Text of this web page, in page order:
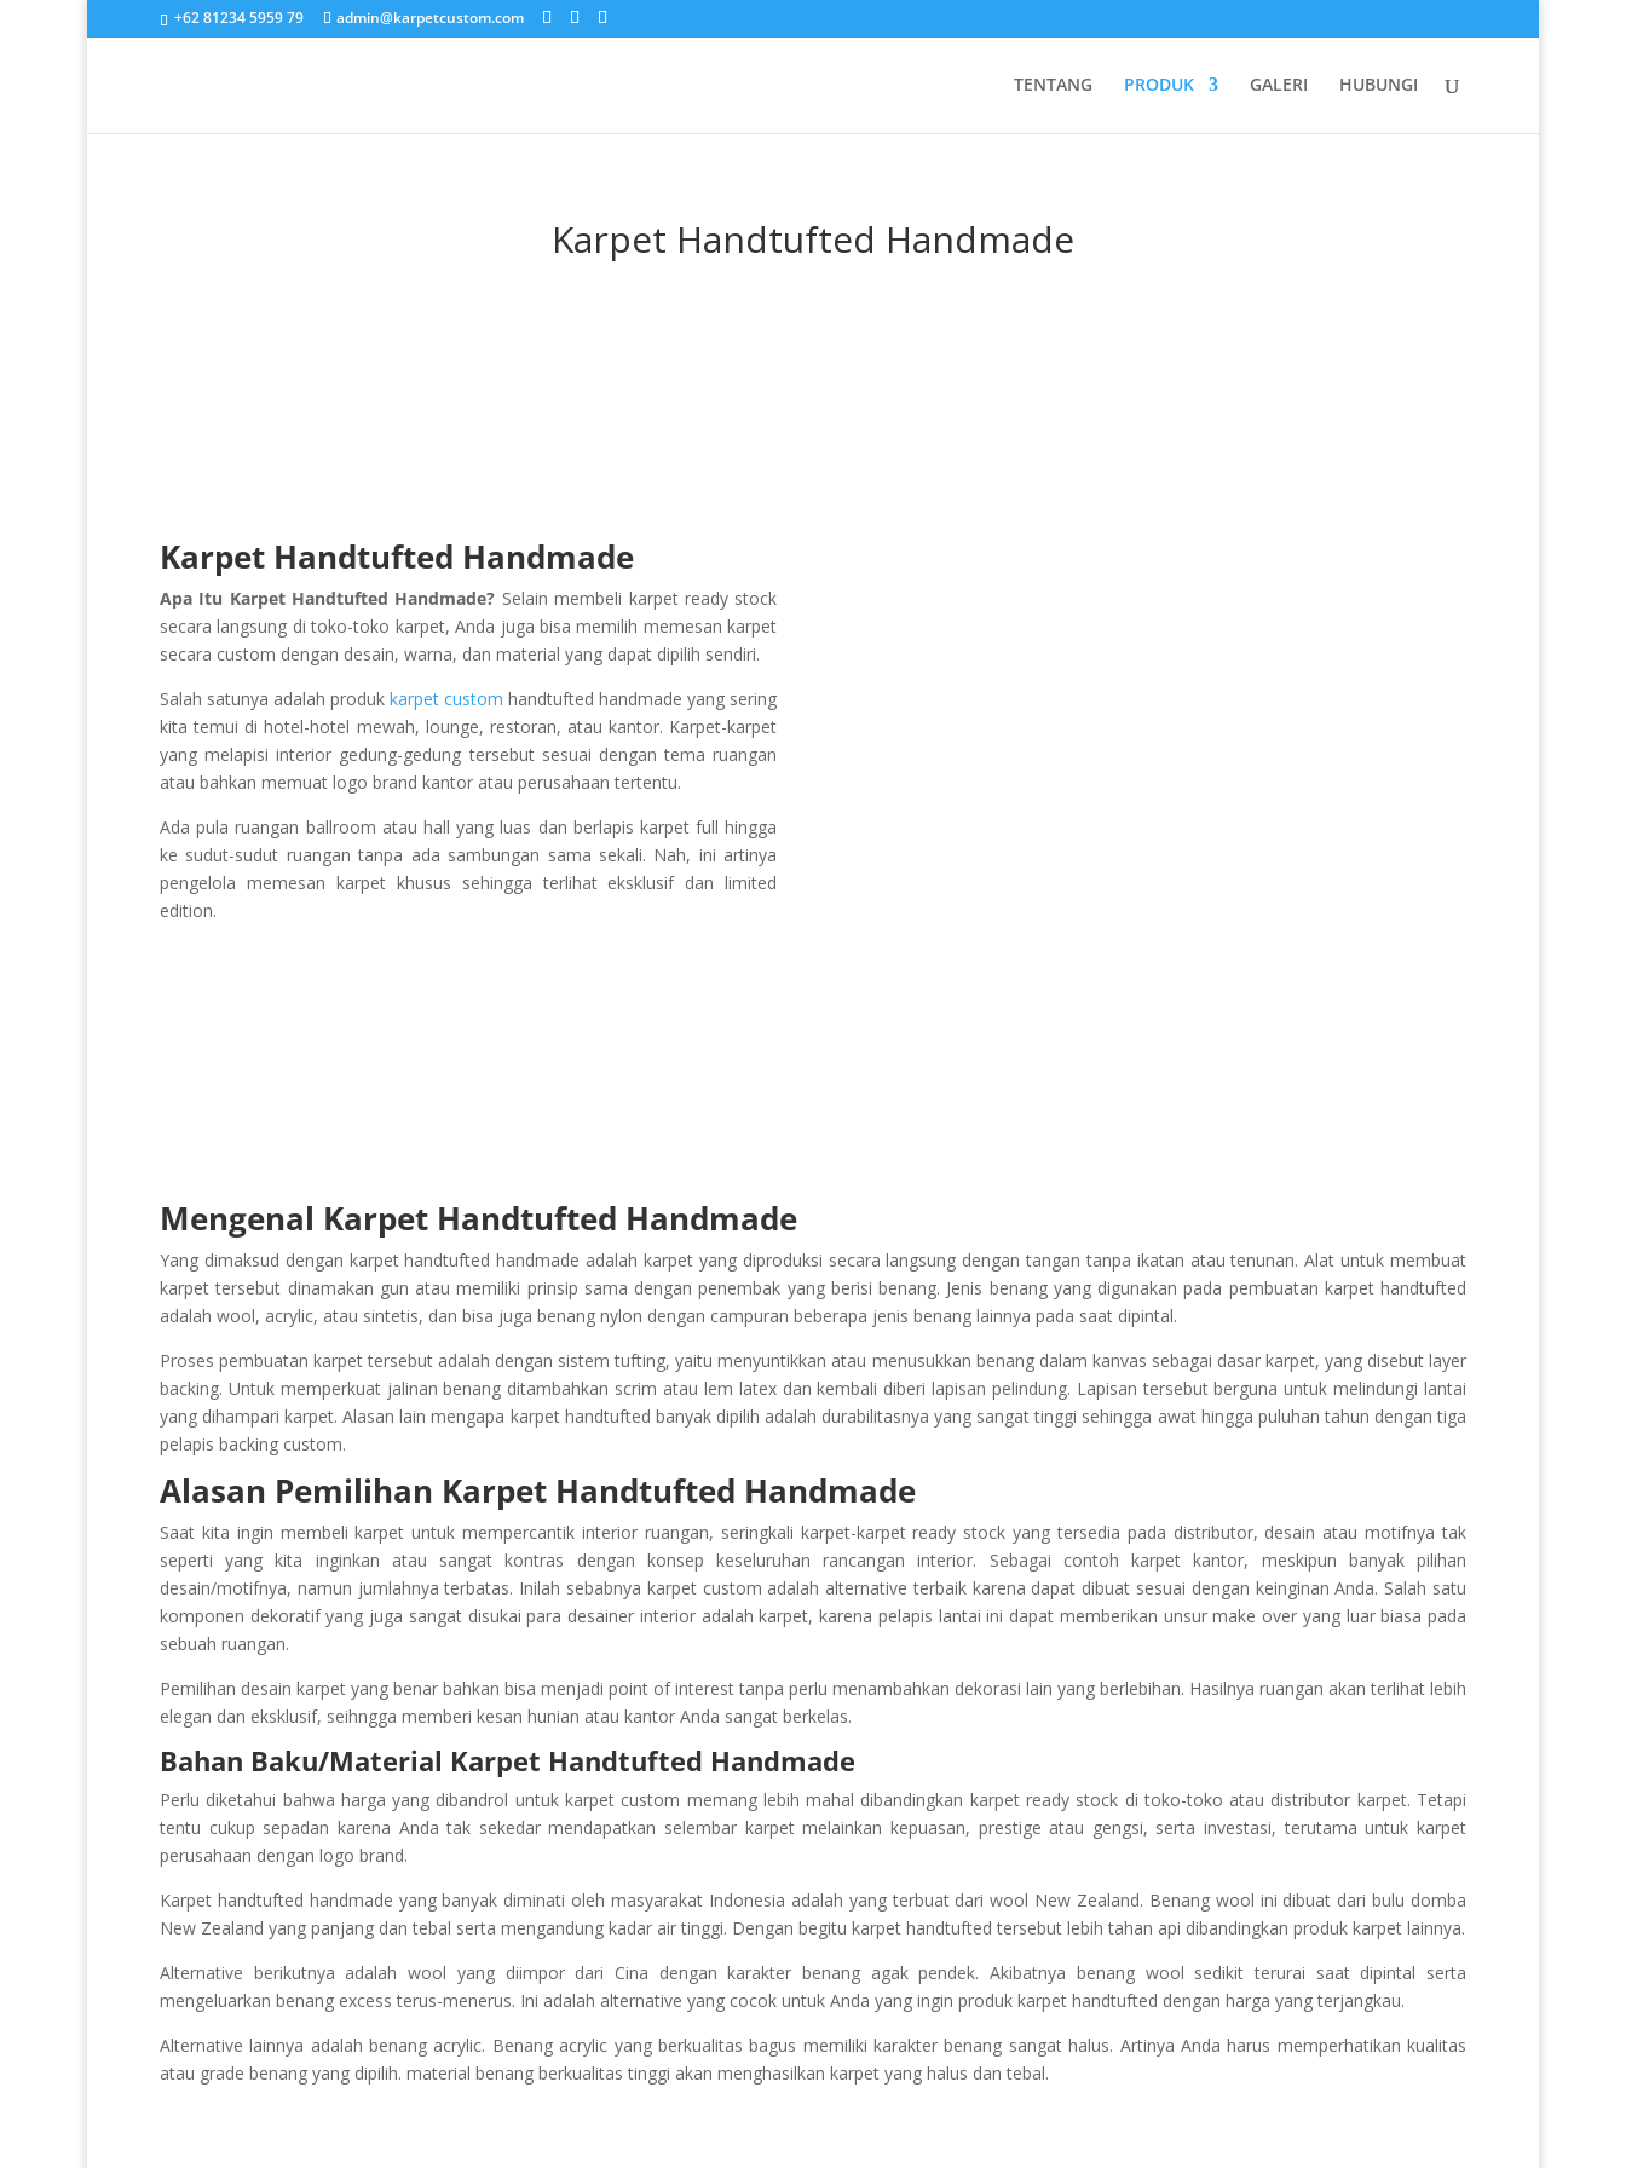
+62 81234 5959 79 admin@karpetcustom.com
TENTANG PRODUK GALERI HUBUNGI
Karpet Handtufted Handmade
Karpet Handtufted Handmade
Apa Itu Karpet Handtufted Handmade? Selain membeli karpet ready stock
secara langsung di toko-toko karpet, Anda juga bisa memilih memesan karpet
secara custom dengan desain, warna, dan material yang dapat dipilih sendiri.
Salah satunya adalah produkkarpet custom handtufted handmade yang sering
kita temui di hotel-hotel mewah, lounge, restoran, atau kantor. Karpet-karpet
yang melapisi interior gedung-gedung tersebut sesuai dengan tema ruangan
atau bahkan memuat logo brand kantor atau perusahaan tertentu.
Ada pula ruangan ballroom atau hall yang luas dan berlapis karpet full hingga
ke sudut-sudut ruangan tanpa ada sambungan sama sekali. Nah, ini artinya
pengelola memesan karpet khusus sehingga terlihat eksklusif dan limited
edition.
Mengenal Karpet Handtufted Handmade
Yang dimaksud dengan karpet handtufted handmade adalah karpet yang diproduksi secara langsung dengan tangan tanpa ikatan atau tenunan. Alat untuk membuat
karpet tersebut dinamakan gun atau memiliki prinsip sama dengan penembak yang berisi benang. Jenis benang yang digunakan pada pembuatan karpet handtufted
adalah wool, acrylic, atau sintetis, dan bisa juga benang nylon dengan campuran beberapa jenis benang lainnya pada saat dipintal.
Proses pembuatan karpet tersebut adalah dengan sistem tufting, yaitu menyuntikkan atau menusukkan benang dalam kanvas sebagai dasar karpet, yang disebut layer
backing. Untuk memperkuat jalinan benang ditambahkan scrim atau lem latex dan kembali diberi lapisan pelindung. Lapisan tersebut berguna untuk melindungi lantai
yang dihampari karpet. Alasan lain mengapa karpet handtufted banyak dipilih adalah durabilitasnya yang sangat tinggi sehingga awat hingga puluhan tahun dengan tiga
pelapis backing custom.
Alasan Pemilihan Karpet Handtufted Handmade
Saat kita ingin membeli karpet untuk mempercantik interior ruangan, seringkali karpet-karpet ready stock yang tersedia pada distributor, desain atau motifnya tak
seperti yang kita inginkan atau sangat kontras dengan konsep keseluruhan rancangan interior. Sebagai contoh karpet kantor, meskipun banyak pilihan
desain/motifnya, namun jumlahnya terbatas. Inilah sebabnya karpet custom adalah alternative terbaik karena dapat dibuat sesuai dengan keinginan Anda. Salah satu
komponen dekoratif yang juga sangat disukai para desainer interior adalah karpet, karena pelapis lantai ini dapat memberikan unsur make over yang luar biasa pada
sebuah ruangan.
Pemilihan desain karpet yang benar bahkan bisa menjadi point of interest tanpa perlu menambahkan dekorasi lain yang berlebihan. Hasilnya ruangan akan terlihat lebih
elegan dan eksklusif, seihngga memberi kesan hunian atau kantor Anda sangat berkelas.
Bahan Baku/Material Karpet Handtufted Handmade
Perlu diketahui bahwa harga yang dibandrol untuk karpet custom memang lebih mahal dibandingkan karpet ready stock di toko-toko atau distributor karpet. Tetapi
tentu cukup sepadan karena Anda tak sekedar mendapatkan selembar karpet melainkan kepuasan, prestige atau gengsi, serta investasi, terutama untuk karpet
perusahaan dengan logo brand.
Karpet handtufted handmade yang banyak diminati oleh masyarakat Indonesia adalah yang terbuat dari wool New Zealand. Benang wool ini dibuat dari bulu domba
New Zealand yang panjang dan tebal serta mengandung kadar air tinggi. Dengan begitu karpet handtufted tersebut lebih tahan api dibandingkan produk karpet lainnya.
Alternative berikutnya adalah wool yang diimpor dari Cina dengan karakter benang agak pendek. Akibatnya benang wool sedikit terurai saat dipintal serta
mengeluarkan benang excess terus-menerus. Ini adalah alternative yang cocok untuk Anda yang ingin produk karpet handtufted dengan harga yang terjangkau.
Alternative lainnya adalah benang acrylic. Benang acrylic yang berkualitas bagus memiliki karakter benang sangat halus. Artinya Anda harus memperhatikan kualitas
atau grade benang yang dipilih. material benang berkualitas tinggi akan menghasilkan karpet yang halus dan tebal.